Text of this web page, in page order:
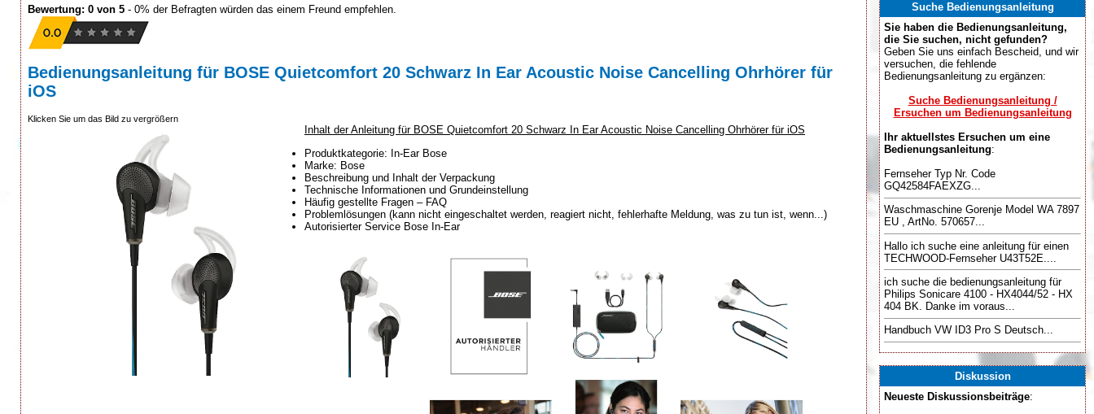
Bewertung: 0 von 5 - 0% der Befragten würden das einem Freund empfehlen.
Bedienungsanleitung für BOSE Quietcomfort 20 Schwarz In Ear Acoustic Noise Cancelling Ohrhörer für
iOS
Klicken Sie um das Bild zu vergrößern
Inhalt der Anleitung für BOSE Quietcomfort 20 Schwarz In Ear Acoustic Noise Cancelling Ohrhörer für iOS
Produktkategorie: In-Ear Bose
Marke: Bose
Beschreibung und Inhalt der Verpackung
Technische Informationen und Grundeinstellung
Häufig gestellte Fragen – FAQ
Problemlösungen (kann nicht eingeschaltet werden, reagiert nicht, fehlerhafte Meldung, was zu tun ist, wenn...)
Autorisierter Service Bose In-Ear
Suche Bedienungsanleitung
Sie haben die Bedienungsanleitung,
die Sie suchen, nicht gefunden?
Geben Sie uns einfach Bescheid, und wir
versuchen, die fehlende
Bedienungsanleitung zu ergänzen:
Suche Bedienungsanleitung /
Ersuchen um Bedienungsanleitung
Ihr aktuellstes Ersuchen um eine
Bedienungsanleitung:
Fernseher Typ Nr. Code
GQ42584FAEXZG...
Waschmaschine Gorenje Model WA 7897
EU , ArtNo. 570657...
Hallo ich suche eine anleitung für einen
TECHWOOD-Fernseher U43T52E....
ich suche die bedienungsanleitung für
Philips Sonicare 4100 - HX4044/52 - HX
404 BK. Danke im voraus...
Handbuch VW ID3 Pro S Deutsch...
Diskussion
Neueste Diskussionsbeiträge: